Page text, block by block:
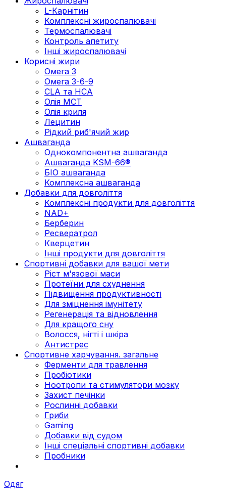
L-Карнітин
Комплексні жироспалювачі
Термоспалювачі
Контроль апетиту
Інші жироспалювачі
Корисні жири
Омега 3
Омега 3-6-9
CLA та HCA
Олія МСТ
Олія криля
Лецитин
Рідкий риб'ячий жир
Ашваганда
Однокомпонентна ашваганда
Ашваганда KSM-66®
БІО ашваганда
Комплексна ашваганда
Добавки для довголіття
Комплексні продукти для довголіття
NAD+
Берберин
Ресвератрол
Кверцетин
Інші продукти для довголіття
Спортивні добавки для вашої мети
Ріст м'язової маси
Протеїни для схуднення
Підвищення продуктивності
Для зміцнення імунітету
Регенерація та відновлення
Для кращого сну
Волосся, нігті і шкіра
Антистрес
Спортивне харчування. загальне
Ферменти для травлення
Пробіотики
Ноотропи та стимулятори мозку
Захист печінки
Рослинні добавки
Гриби
Gaming
Добавки від судом
Інші спеціальні спортивні добавки
Пробники
Одяг